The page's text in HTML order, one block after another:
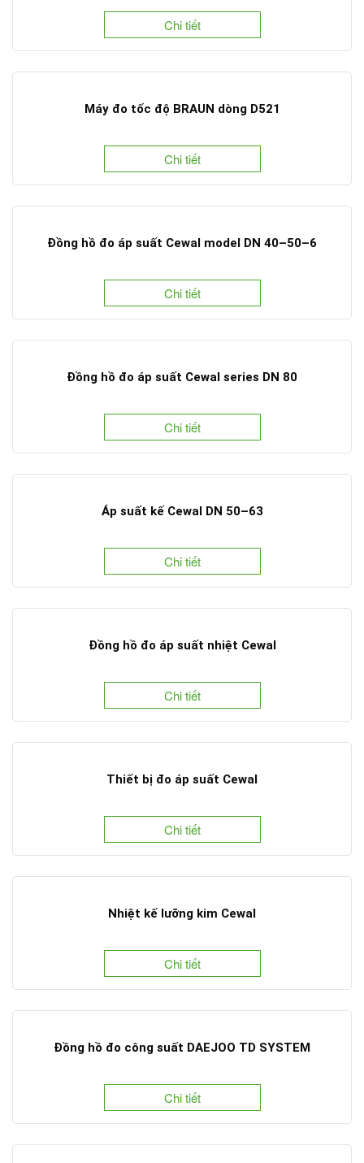
Chi tiết
Máy đo tốc độ BRAUN dòng D521
Chi tiết
Đồng hồ đo áp suất Cewal model DN 40–50–6
Chi tiết
Đồng hồ đo áp suất Cewal series DN 80
Chi tiết
Áp suất kế Cewal DN 50–63
Chi tiết
Đồng hồ đo áp suất nhiệt Cewal
Chi tiết
Thiết bị đo áp suất Cewal
Chi tiết
Nhiệt kế lưỡng kim Cewal
Chi tiết
Đồng hồ đo công suất DAEJOO TD SYSTEM
Chi tiết